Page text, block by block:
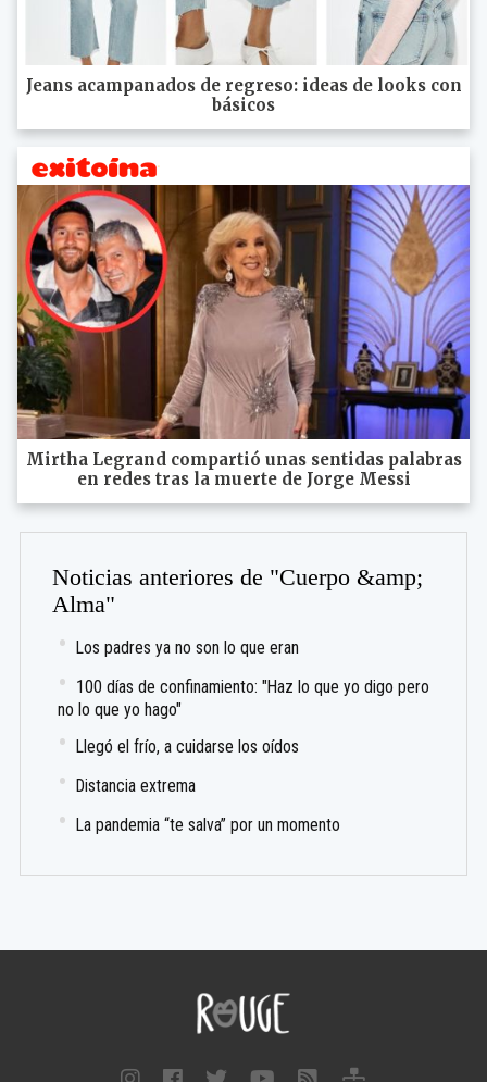
Jeans acampanados de regreso: ideas de looks con
básicos
Mirtha Legrand compartió unas sentidas palabras
en redes tras la muerte de Jorge Messi
Noticias anteriores de "Cuerpo &amp;
Alma"
Los padres ya no son lo que eran
100 días de confinamiento: "Haz lo que yo digo pero
no lo que yo hago"
Llegó el frío, a cuidarse los oídos
Distancia extrema
La pandemia “te salva” por un momento